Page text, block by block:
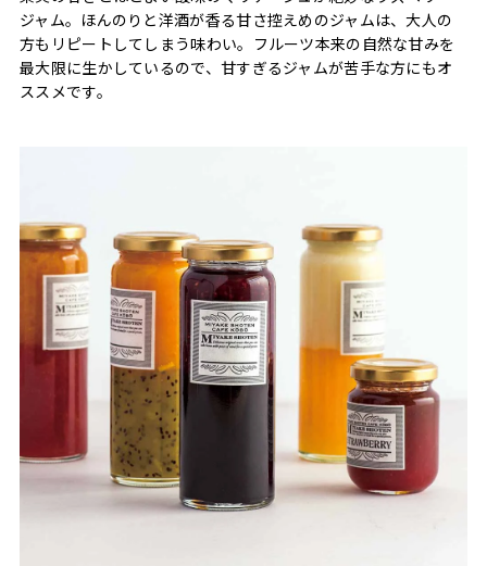
ジャム。ほんのりと洋酒が香る甘さ控えめのジャムは、大人の
方もリピートしてしまう味わい。フルーツ本来の自然な甘みを
最大限に生かしているので、甘すぎるジャムが苦手な方にもオ
ススメです。